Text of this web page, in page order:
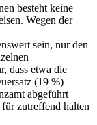
besteht keine
Wegen der
sein, nur den
dass etwa die
(19 %)
abgeführt
zutreffend halten